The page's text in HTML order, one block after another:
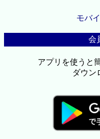
モバ
会
アプリを使うと
ダウン